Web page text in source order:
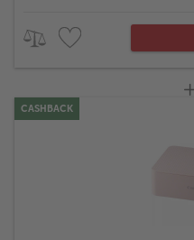
CASHBACK